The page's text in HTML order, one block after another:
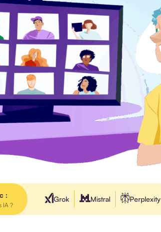
:
IA ?
Grok Mistral Perplexity